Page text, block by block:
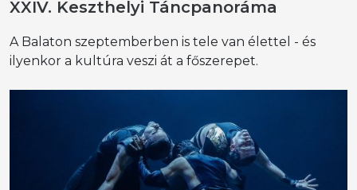
XXIV. Keszthelyi Táncpanoráma
A Balaton szeptemberben is tele van élettel - és
ilyenkor a kultúra veszi át a főszerepet.